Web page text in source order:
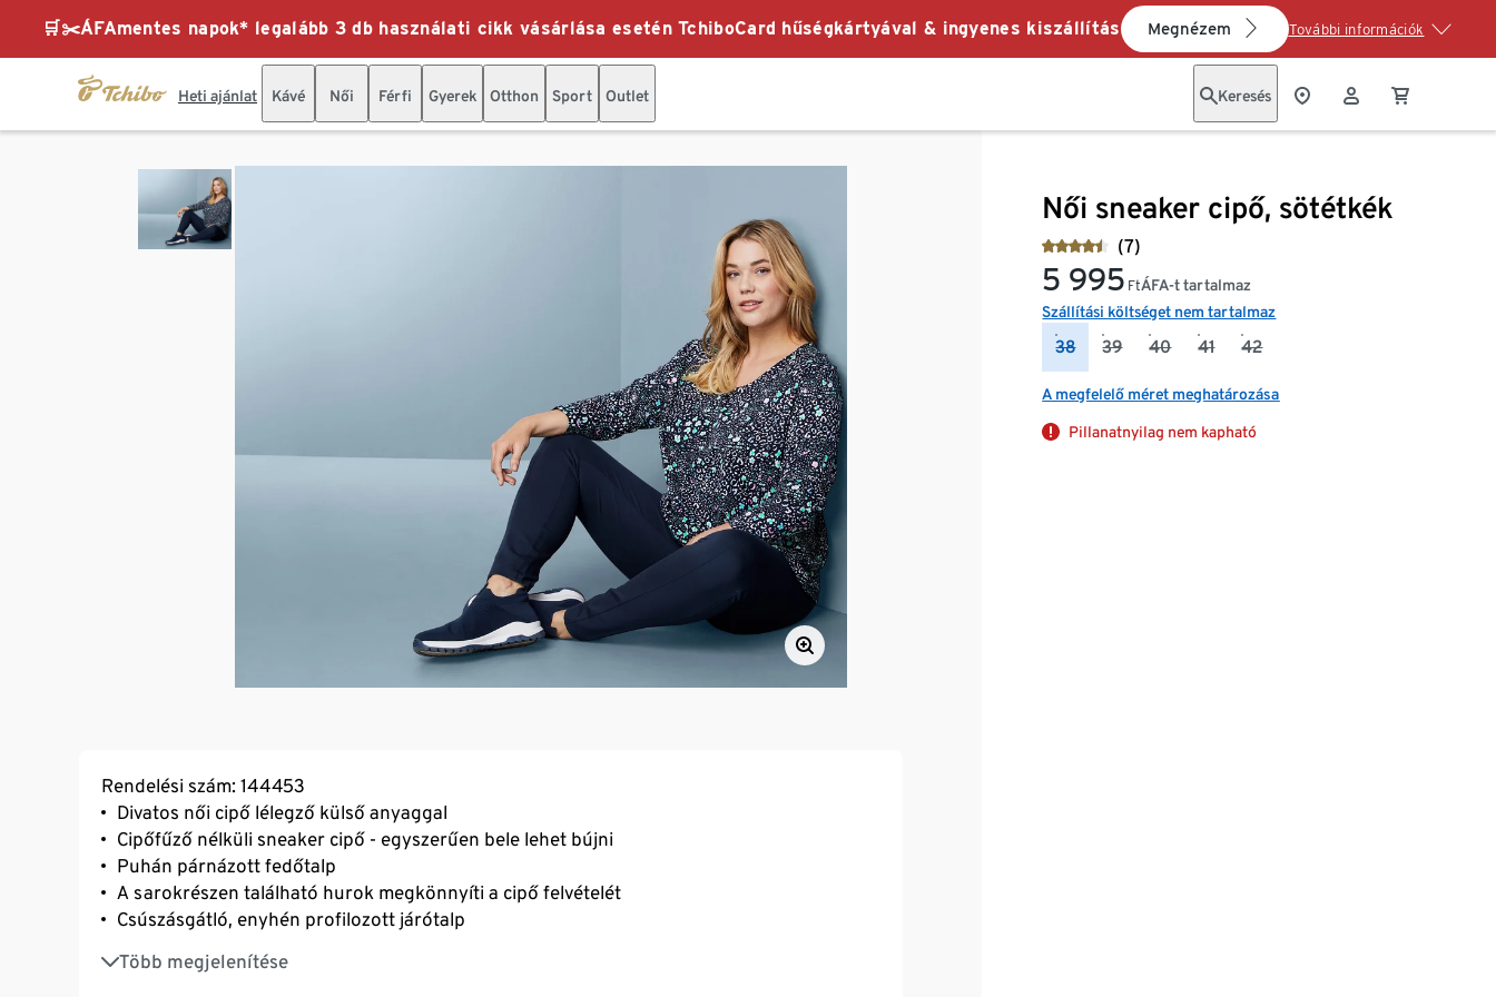
🛒✂️ÁFAmentes napok* legalább 3 db használati cikk vásárlása esetén TchiboCard hűségkártyával & ingyenes kiszállítás Megnézem További információk
Heti ajánlat Kávé Női Férfi Gyerek Otthon Sport Outlet Keresés
Női sneaker cipő, sötétkék
(7)
5 995 FtÁFA-t tartalmaz
Szállítási költséget nem tartalmaz
38 39 40 41 42
A megfelelő méret meghatározása
Pillanatnyilag nem kapható
Rendelési szám: 144453
Divatos női cipő lélegző külső anyaggal
Cipőfűző nélküli sneaker cipő - egyszerűen bele lehet bújni
Puhán párnázott fedőtalp
A sarokrészen található hurok megkönnyíti a cipő felvételét
Csúszásgátló, enyhén profilozott járótalp
Több megjelenítése
Bőrbarát textilbélés
Kellemesen könnyű viselet